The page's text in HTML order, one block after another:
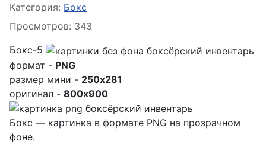
Информация о материале
Категория: Бокс
Просмотров: 343
Бокс-5
формат - PNG
размер мини - 250x281
оригинал - 800x900
Бокс — картинка в формате PNG на прозрачном
фоне.